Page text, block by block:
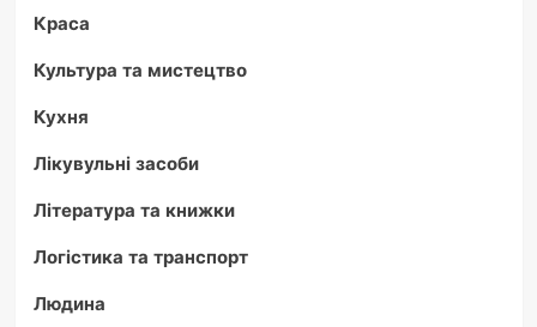
Краса
Культура та мистецтво
Кухня
Лікувульні засоби
Література та книжки
Логістика та транспорт
Людина